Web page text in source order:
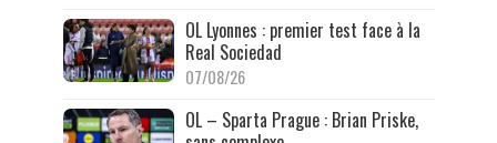
OL Lyonnes : premier test face à la
Real Sociedad
07/08/26
OL – Sparta Prague : Brian Priske,